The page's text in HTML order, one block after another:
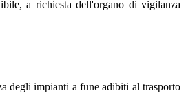
a richiesta dell'organo di vigilanza
degli impianti a fune adibiti al trasporto